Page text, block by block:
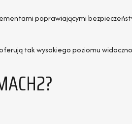
poprawiającymi
tak wysokiego poziomu